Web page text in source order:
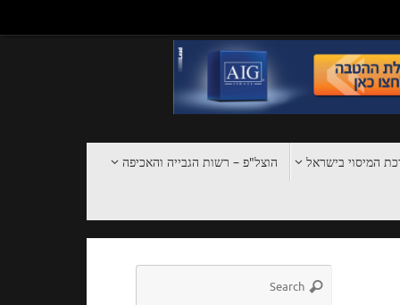
המיסוי בישראל הוצל"פ – רשות הגבייה והאכיפה